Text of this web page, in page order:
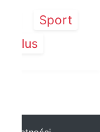
Sport
Plus